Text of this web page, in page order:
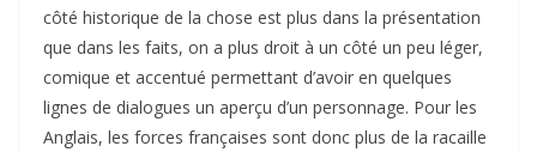
côté historique de la chose est plus dans la présentation
que dans les faits, on a plus droit à un côté un peu léger,
comique et accentué permettant d’avoir en quelques
lignes de dialogues un aperçu d’un personnage. Pour les
Anglais, les forces françaises sont donc plus de la racaille